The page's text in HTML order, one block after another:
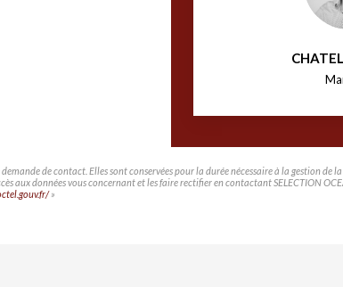
de contact. Elles sont conservées pour la durée nécessaire à la gestion de
aux données vous concernant et les faire rectifier en contactant SELECTION
»